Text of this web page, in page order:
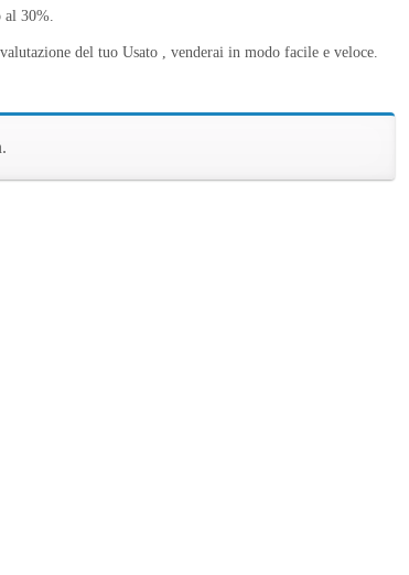
30%.
del tuo Usato , venderai in modo facile e veloce.